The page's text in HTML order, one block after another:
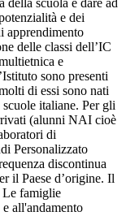
scuola è dare ad
e dei
apprendimento
delle classi dell’IC
e
sono presenti
di essi sono nati
italiane. Per gli
(alunni NAI cioè
di
Personalizzato
discontinua
il Paese d’origine. Il
Le famiglie
all'andamento